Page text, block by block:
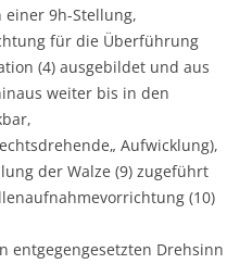
einer 9h-Stellung,
für die Überführung
(4) ausgebildet und aus
weiter bis in den
Aufwicklung),
der Walze (9) zugeführt
(10)
entgegengesetzten Drehsinn